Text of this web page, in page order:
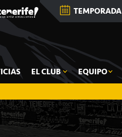
TEMPORADA
EL CLUB EQUIPO